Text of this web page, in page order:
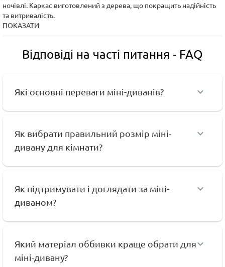
ночівлі. Каркас виготовлений з дерева, що покращить надійність
та витривалість.
ПОКАЗАТИ
Відповіді на часті питання - FAQ
Які основні переваги міні-диванів?
Як вибрати правильний розмір міні-
дивану для кімнати?
Як підтримувати і доглядати за міні-
диваном?
Який матеріал оббивки краще обрати для
міні-дивану?